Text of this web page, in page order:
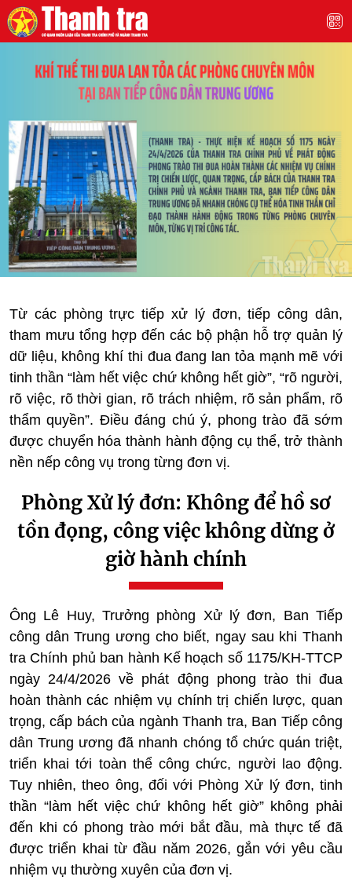
Từ các phòng trực tiếp xử lý đơn, tiếp công dân,
tham mưu tổng hợp đến các bộ phận hỗ trợ quản lý
dữ liệu, không khí thi đua đang lan tỏa mạnh mẽ với
tinh thần “làm hết việc chứ không hết giờ”, “rõ người,
rõ việc, rõ thời gian, rõ trách nhiệm, rõ sản phẩm, rõ
thẩm quyền”. Điều đáng chú ý, phong trào đã sớm
được chuyển hóa thành hành động cụ thể, trở thành
nền nếp công vụ trong từng đơn vị.
Phòng Xử lý đơn: Không để hồ sơ
tồn đọng, công việc không dừng ở
giờ hành chính
Ông Lê Huy, Trưởng phòng Xử lý đơn, Ban Tiếp
công dân Trung ương cho biết, ngay sau khi Thanh
tra Chính phủ ban hành Kế hoạch số 1175/KH-TTCP
ngày 24/4/2026 về phát động phong trào thi đua
hoàn thành các nhiệm vụ chính trị chiến lược, quan
trọng, cấp bách của ngành Thanh tra, Ban Tiếp công
dân Trung ương đã nhanh chóng tổ chức quán triệt,
triển khai tới toàn thể công chức, người lao động.
Tuy nhiên, theo ông, đối với Phòng Xử lý đơn, tinh
thần “làm hết việc chứ không hết giờ” không phải
đến khi có phong trào mới bắt đầu, mà thực tế đã
được triển khai từ đầu năm 2026, gắn với yêu cầu
nhiệm vụ thường xuyên của đơn vị.